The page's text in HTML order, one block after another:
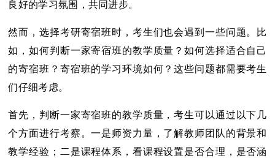
良好的学习氛围，共同进步。
然而，选择考研寄宿班时，考生们也会遇到一些问题。比
如，如何判断一家寄宿班的教学质量？如何选择适合自己
的寄宿班？寄宿班的学习环境如何？这些问题都需要考生
们仔细考虑。
首先，判断一家寄宿班的教学质量，考生可以通过以下几
个方面进行考察。一是师资力量，了解教师团队的背景和
教学经验；二是课程体系，看课程设置是否合理，是否涵